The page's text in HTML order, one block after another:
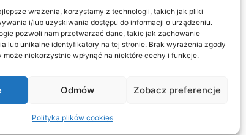
wrażenia, korzystamy z technologii, takich jak pliki
i/lub uzyskiwania dostępu do informacji o urządzeniu.
pozwoli nam przetwarzać dane, takie jak zachowanie
lub unikalne identyfikatory na tej stronie. Brak wyrażenia zgody
może niekorzystnie wpłynąć na niektóre cechy i funkcje.
Odmów Zobacz preferencje
Polityka plików cookies
jurorom, że… Czytaj dalej
kina gatunkowego w Polsce już
się z morskich otchłani po raz
zaoferować Wam potężną dawkę
miejscach Gdańska. Program
karty będziemy odkrywać
w ciągu najbliższych tygodni, ale